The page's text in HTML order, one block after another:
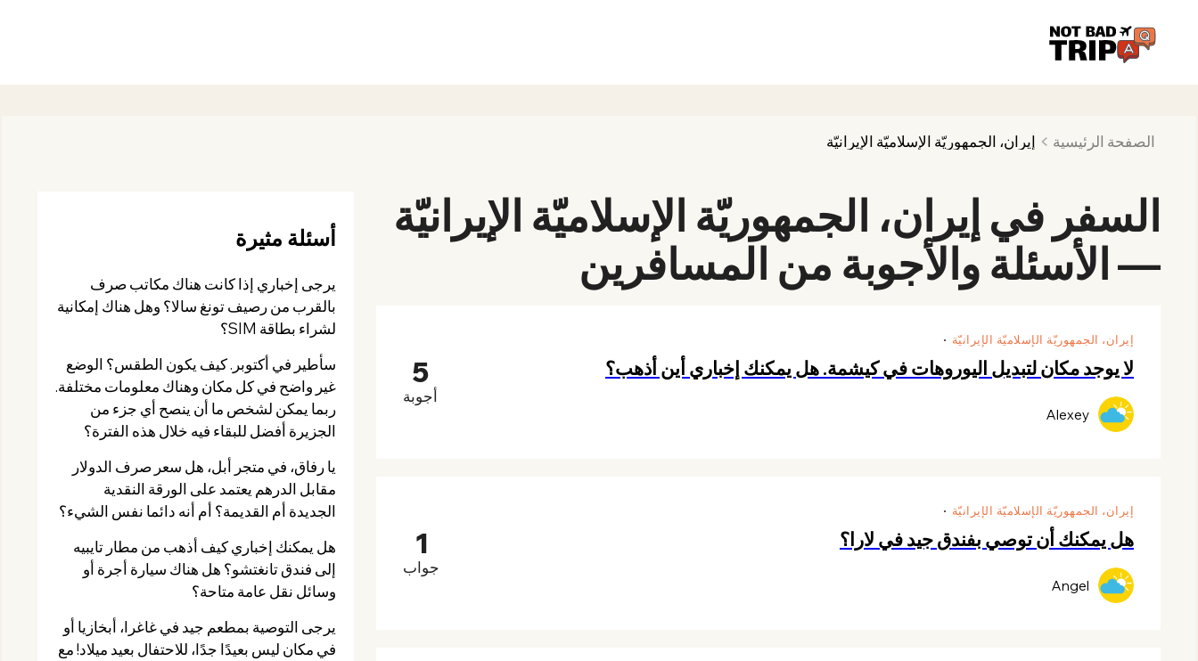
الصفحة الرئيسية إيران، الجمهوريّة الإسلاميّة الإيرانيّة
السفر في إيران، الجمهوريّة الإسلاميّة الإيرانيّة
— الأسئلة والأجوبة من المسافرين
إيران، الجمهوريّة الإسلاميّة الإيرانيّة
لا يوجد مكان لتبديل اليوروهات في كيشمة. هل يمكنك إخباري أين أذهب؟
Alexey
5
أجوبة
إيران، الجمهوريّة الإسلاميّة الإيرانيّة
هل يمكنك أن توصي بفندق جيد في لارا؟
Angel
1
جواب
أسئلة مثيرة
يرجى إخباري إذا كانت هناك مكاتب صرف
بالقرب من رصيف تونغ سالا؟ وهل هناك إمكانية
لشراء بطاقة SIM؟
سأطير في أكتوبر. كيف يكون الطقس؟ الوضع
غير واضح في كل مكان وهناك معلومات مختلفة.
ربما يمكن لشخص ما أن ينصح أي جزء من
الجزيرة أفضل للبقاء فيه خلال هذه الفترة؟
يا رفاق، في متجر أبل، هل سعر صرف الدولار
مقابل الدرهم يعتمد على الورقة النقدية
الجديدة أم القديمة؟ أم أنه دائما نفس الشيء؟
هل يمكنك إخباري كيف أذهب من مطار تايبيه
إلى فندق تانغتشو؟ هل هناك سيارة أجرة أو
وسائل نقل عامة متاحة؟
يرجى التوصية بمطعم جيد في غاغرا، أبخازيا أو
في مكان ليس بعيدًا جدًا، للاحتفال بعيد ميلاد! مع